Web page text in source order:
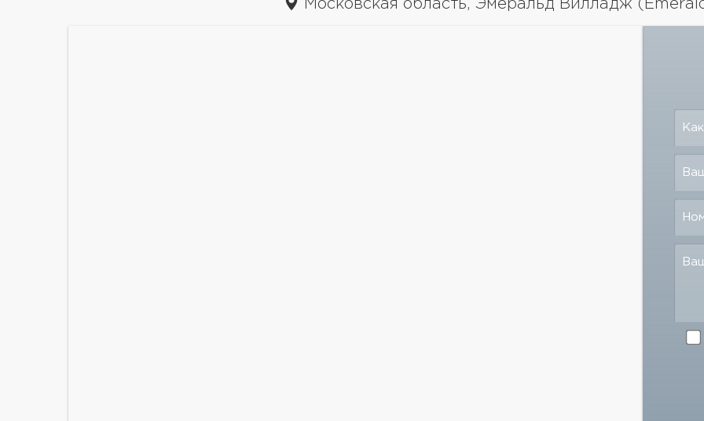
Московская область, Эмеральд Вилладж